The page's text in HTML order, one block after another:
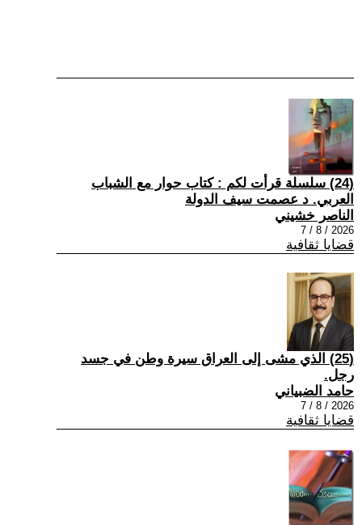
(24) سلسلة قرأت لكم : كتاب حوار مع الشباب
العربي. د عصمت سيف الدولة
الناصر خشيني
2026 / 8 / 7
قضايا ثقافية
(25) الذي مشى إلى العراق سيرة وطن في جسد
رجل.
حامد الضبياني
2026 / 8 / 7
قضايا ثقافية